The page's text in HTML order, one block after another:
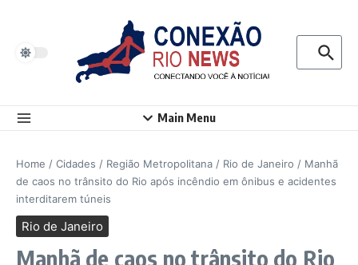
Procurar
Main Menu
Home / Cidades / Região Metropolitana / Rio de Janeiro / Manhã
de caos no trânsito do Rio após incêndio em ônibus e acidentes
interditarem túneis
Rio de Janeiro
Manhã de caos no trânsito do Rio